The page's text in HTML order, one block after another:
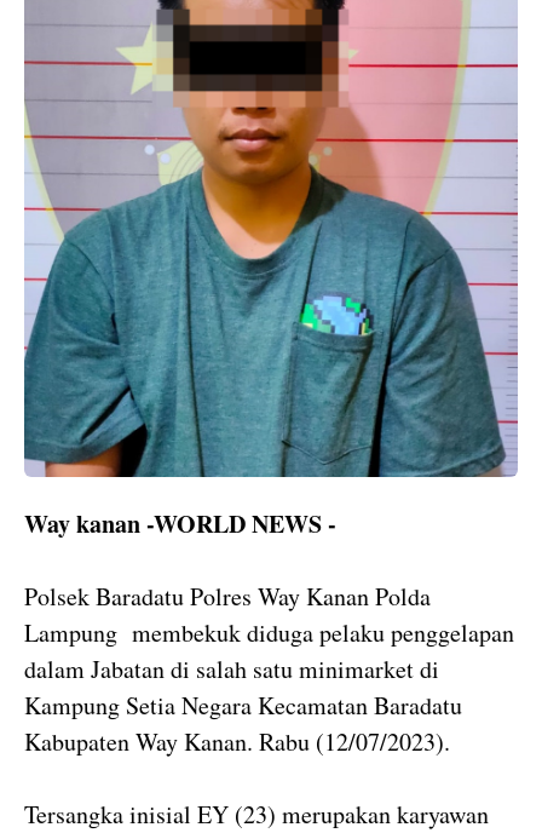
Way kanan -WORLD NEWS -
Polsek Baradatu Polres Way Kanan Polda
Lampung membekuk diduga pelaku penggelapan
dalam Jabatan di salah satu minimarket di
Kampung Setia Negara Kecamatan Baradatu
Kabupaten Way Kanan. Rabu (12/07/2023).
Tersangka inisial EY (23) merupakan karyawan